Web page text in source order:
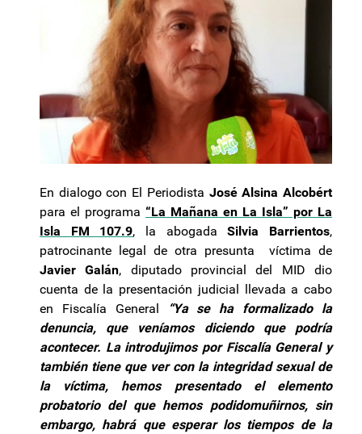
En dialogo con El Periodista José Alsina Alcobért
para el programa “La Mañana en La Isla” por La
Isla FM 107.9, la abogadaSilvia Barrientos,
patrocinante legal de otra presunta víctima de
Javier Galán, diputado provincial del MID dio
cuenta de la presentación judicial llevada a cabo
en Fiscalía General
“Ya se ha formalizado la
denuncia, que veníamos diciendo que podría
acontecer. La introdujimos por Fiscalía General y
también tiene que ver con la integridad sexual de
la víctima, hemos presentado el elemento
probatorio del que hemos podidomuñirnos, sin
embargo, habrá que esperar los tiempos de la